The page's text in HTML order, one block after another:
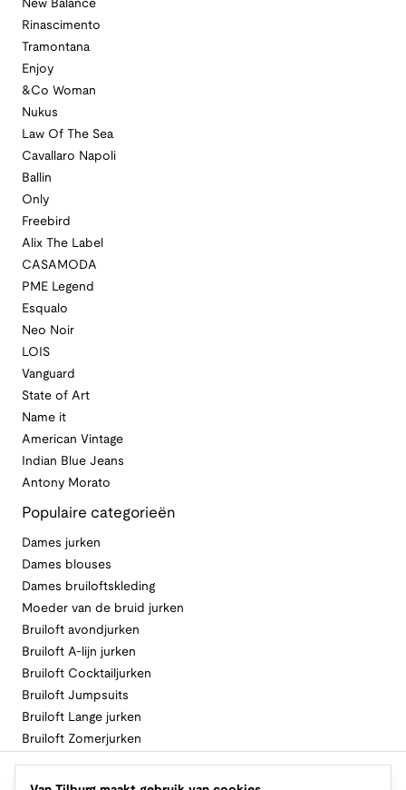
New Balance
Rinascimento
Tramontana
Enjoy
&Co Woman
Nukus
Law Of The Sea
Cavallaro Napoli
Ballin
Only
Freebird
Alix The Label
CASAMODA
PME Legend
Esqualo
Neo Noir
LOIS
Vanguard
State of Art
Name it
American Vintage
Indian Blue Jeans
Antony Morato
Populaire categorieën
Dames jurken
Dames blouses
Dames bruiloftskleding
Moeder van de bruid jurken
Bruiloft avondjurken
Bruiloft A-lijn jurken
Bruiloft Cocktailjurken
Bruiloft Jumpsuits
Bruiloft Lange jurken
Bruiloft Zomerjurken